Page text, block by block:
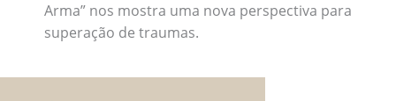
Arma” nos mostra uma nova perspectiva para
superação de traumas.